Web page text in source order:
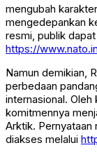
mengubah
mengedepankan
resmi, publik
https://
Namun demikian,
perbedaan
internasional. Oleh
komitmennya
Arktik. Pernyataan
diakses melalui